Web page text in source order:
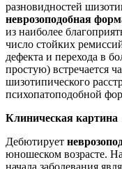
разновидностей
неврозоподобная
из наиболее
число стойких
дефекта и перехода в
простую) встречается
шизотипического
психопатоподобной
Клиническая картина
Дебютирует
юношеском возрасте.